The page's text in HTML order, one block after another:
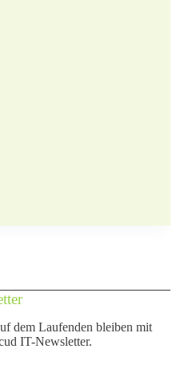
dem Laufenden bleiben mit
IT-Newsletter.